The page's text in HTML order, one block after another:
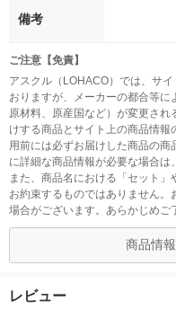
備考
ご注意【免責】
アスクル（LOHACO）では、サ
おりますが、メーカーの都合等に
原材料、原産国など）が変更さ
けする商品とサイト上の商品情
用前には必ずお届けした商品の商
に詳細な商品情報が必要な場合は
また、商品名における「セット
お約束するものではありません
場合がございます。あらかじめご
商品情
レビュー